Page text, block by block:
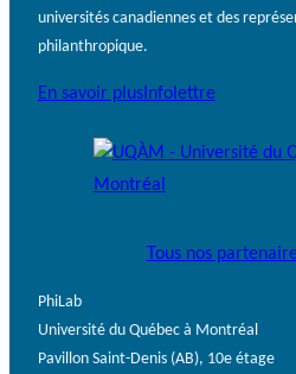
universités canadiennes et des
philanthropique.
En savoir plusInfolettre
Tous nos
PhiLab
Université du Québec à Montréal
Pavillon Saint-Denis (AB), 10e étage